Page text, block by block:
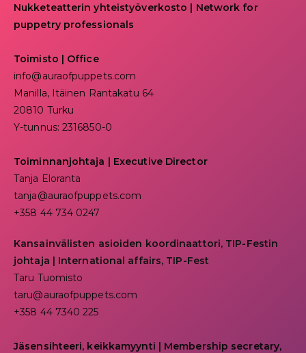
Nukketeatterin yhteistyöverkosto | Network for
puppetry professionals
Toimisto | Office
info@auraofpuppets.com
Manilla, Itäinen Rantakatu 64
20810 Turku
Y-tunnus: 2316850-0
Toiminnanjohtaja | Executive Director
Tanja Eloranta
tanja@auraofpuppets.com
+358 44 734 0247
Kansainvälisten asioiden koordinaattori, TIP-Festin
johtaja | International affairs, TIP-Fest
Taru Tuomisto
taru@auraofpuppets.com
+358 44 7340 225
Jäsensihteeri, keikkamyynti | Membership secretary,